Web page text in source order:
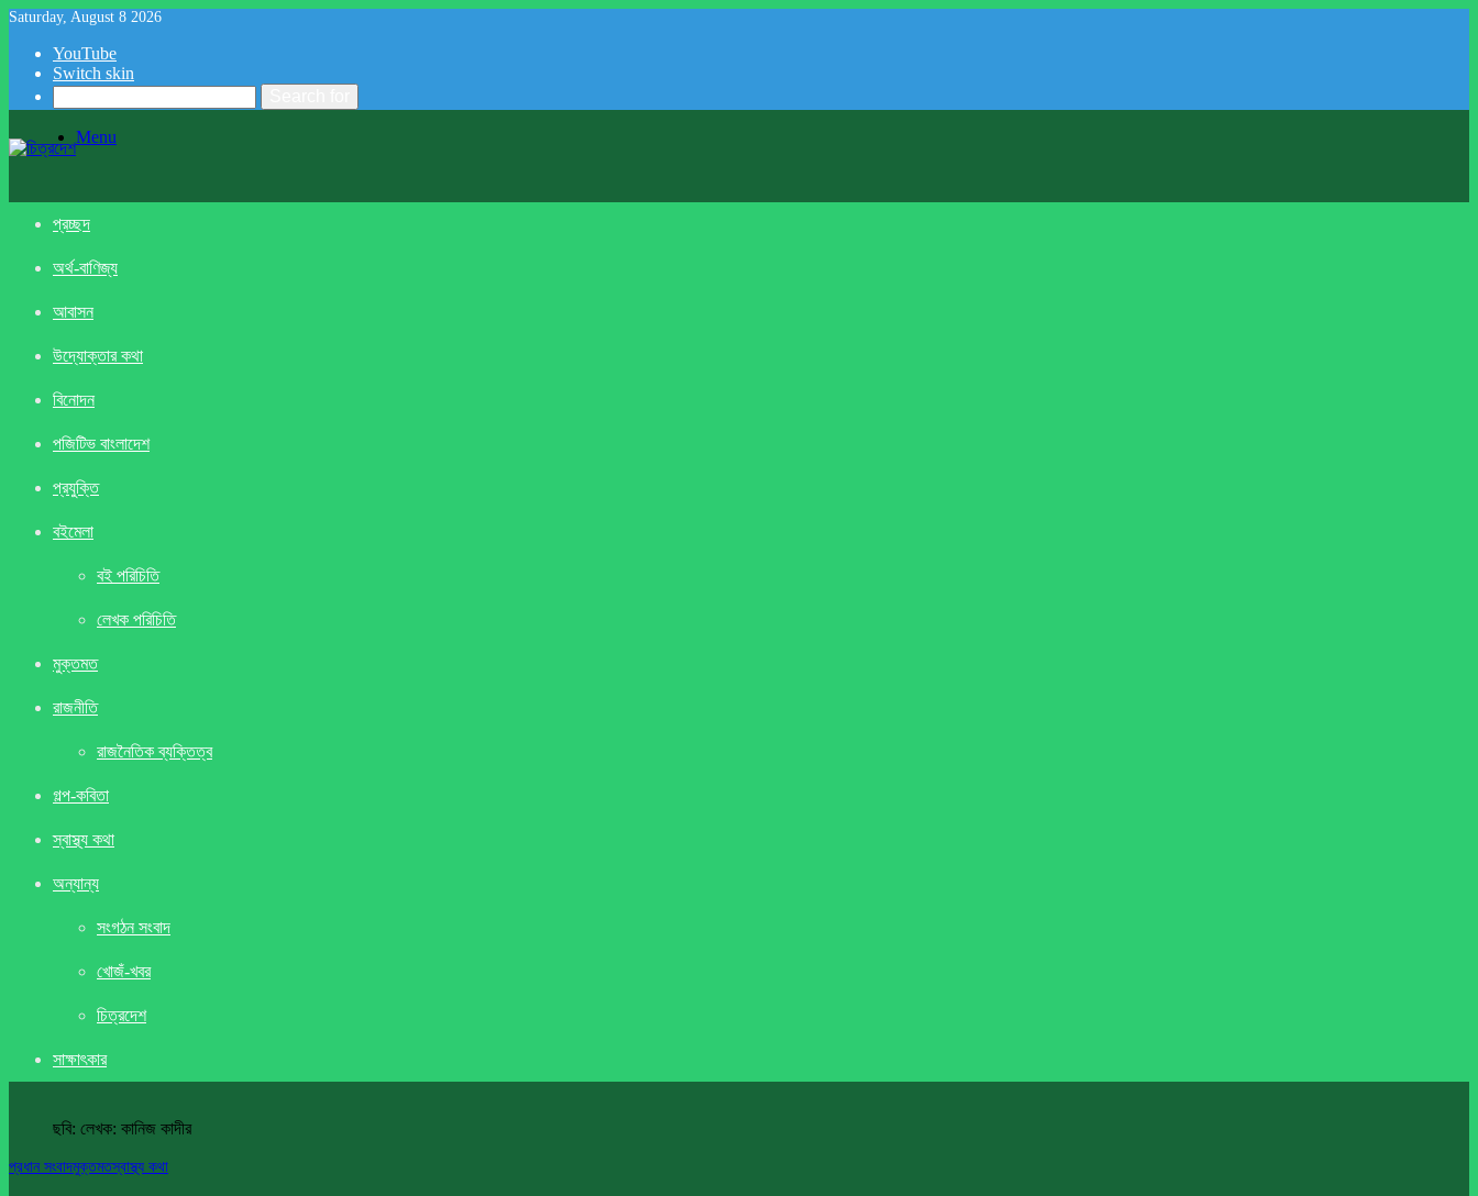
Saturday, August 8 2026
YouTube
Switch skin
Menu
প্রচ্ছদ
অর্থ-বাণিজ্য
আবাসন
উদ্যোক্তার কথা
বিনোদন
পজিটিভ বাংলাদেশ
প্রযুক্তি
বইমেলা
বই পরিচিতি
লেখক পরিচিতি
মুক্তমত
রাজনীতি
রাজনৈতিক ব্যক্তিত্ব
গল্প-কবিতা
স্বাস্থ্য কথা
অন্যান্য
সংগঠন সংবাদ
খােজঁ-খবর
চিত্রদেশ
সাক্ষাৎকার
ছবি: লেখক: কানিজ কাদীর
প্রধান সংবাদমুক্তমতস্বাস্থ্য কথা